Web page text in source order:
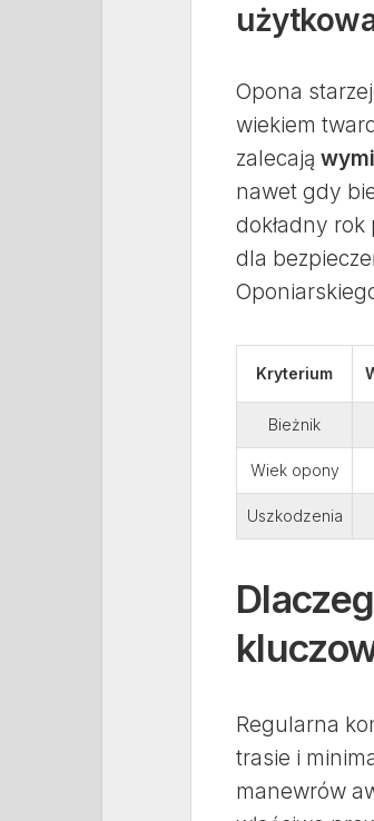
Opona
wiekiem
zalecają
nawet gdy
dokładny
dla
Kryterium
Bieżnik
Wiek opony
Uszkodzenia
Regularna
trasie i
manewrów